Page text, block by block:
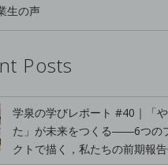
生の声
Posts
学泉の学びレポート #40｜「
た」が未来をつくる――6つの
クトで描く，私たちの前期報